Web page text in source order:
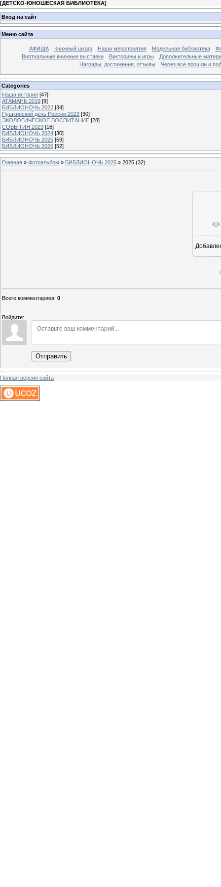
[ДЕТСКО-ЮНОШЕСКАЯ БИБЛИОТЕКА]
Вход на сайт
Меню сайта
АФИША Книжный шкаф Наши мероприятия Модельная библиотека
Виртуальные книжные выставки
Викторины и игры
Дополнительные
Награды, достижения, отзывы
Через все прошли и
Categories
Наша история [47]
АТАМАНЬ 2019 [9]
БИБЛИОНОЧЬ 2022 [34]
Пушкинский день России 2023 [30]
ЭКОЛОГИЧЕСКОЕ ВОСПИТАНИЕ [28]
СОБЫТИЯ 2023 [16]
БИБЛИОНОЧЬ 2024 [30]
БИБЛИОНОЧЬ 2025 [59]
БИБЛИОНОЧЬ 2026 [52]
Главная » Фотоальбом » БИБЛИОНОЧЬ 2025 » 2025 (32)
Всего комментариев: 0
Войдите:
Отправить
Полная версия сайта